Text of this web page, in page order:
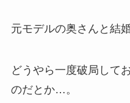
元モデルの奥さんと結
どうやら一度破局して
のだとか…。